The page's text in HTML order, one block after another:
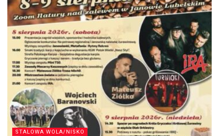
STALOWA WOLA/NISKO